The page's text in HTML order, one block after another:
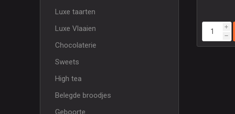
i
h
Luxe taarten
Luxe Vlaaien
Chocolaterie
Sweets
High tea
Belegde broodjes
Geboorte